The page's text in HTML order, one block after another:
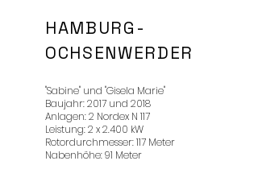
HAMBURG-
OCHSENWERDER
"Sabine" und "Gisela Marie"
Baujahr: 2017 und 2018
Anlagen: 2 Nordex N 117
Leistung: 2 x 2.400 kW
Rotordurchmesser: 117 Meter
Nabenhöhe: 91 Meter